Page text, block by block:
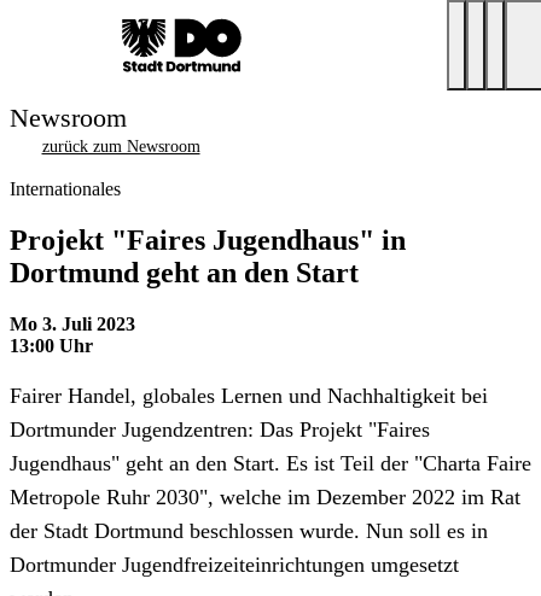
Newsroom
zurück zum Newsroom
Internationales
Projekt "Faires Jugendhaus" in
Dortmund geht an den Start
Mo 3. Juli 2023
13:00 Uhr
Fairer Handel, globales Lernen und Nachhaltigkeit bei
Dortmunder Jugendzentren: Das Projekt "Faires
Jugendhaus" geht an den Start. Es ist Teil der "Charta Faire
Metropole Ruhr 2030", welche im Dezember 2022 im Rat
der Stadt Dortmund beschlossen wurde. Nun soll es in
Dortmunder Jugendfreizeiteinrichtungen umgesetzt